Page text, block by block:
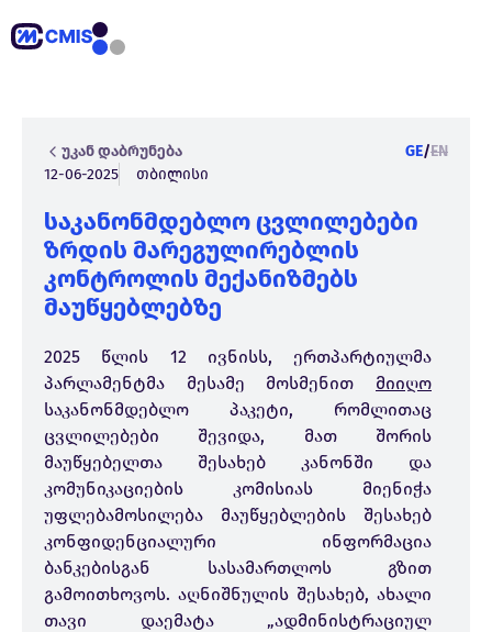
უკან დაბრუნება GE/EN
12-06-2025
თბილისი
საკანონმდებლო ცვლილებები
ზრდის მარეგულირებლის
კონტროლის მექანიზმებს
მაუწყებლებზე
2025 წლის 12 ივნისს, ერთპარტიულმა
პარლამენტმა მესამე მოსმენით მიიღო
საკანონმდებლო პაკეტი, რომლითაც
ცვლილებები შევიდა, მათ შორის
მაუწყებელთა შესახებ კანონში და
კომუნიკაციების კომისიას მიენიჭა
უფლებამოსილება მაუწყებლების შესახებ
კონფიდენციალური ინფორმაცია
ბანკებისგან სასამართლოს გზით
გამოითხოვოს. აღნიშნულის შესახებ, ახალი
თავი დაემატა „ადმინისტრაციულ